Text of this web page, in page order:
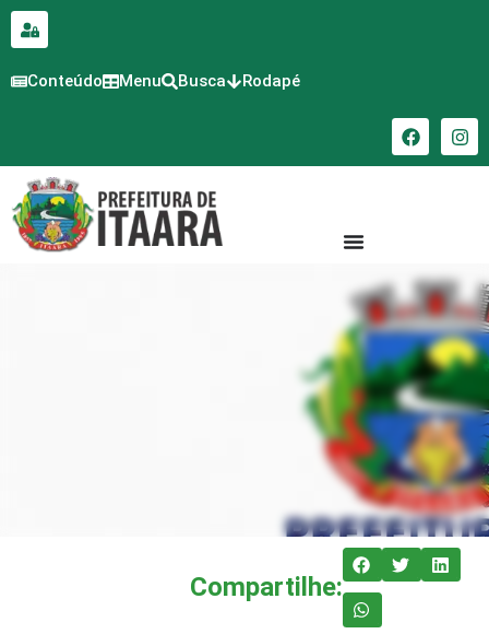
conteúdo
Conteúdo Menu Busca Rodapé
Compartilhe: